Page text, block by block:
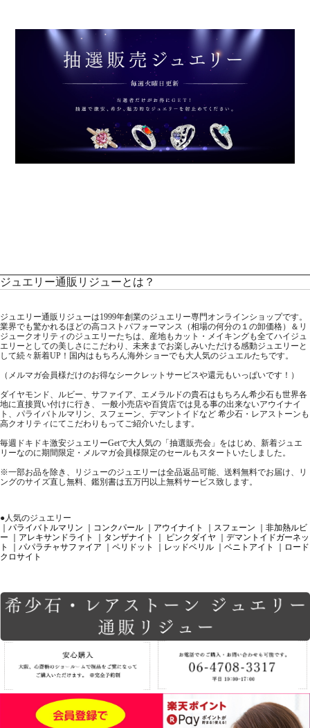
ジュエリー通販リジューとは？
ジュエリー通販リジューは1999年創業のジュエリー専門オンラインショップです。
業界でも驚かれるほどの高コストパフォーマンス（相場の何分の１の卸価格）＆リ
ジュークオリティのジュエリーたちは、産地もカット・メイキングも全てハイジュ
エリーとしての美しさにこだわり、未来までお楽しみいただける感動ジュエリーと
して続々新着UP！国内はもちろん海外ショーでも大人気のジュエルたちです。
（メルマガ会員様だけのお得なシークレットサービスや還元もいっぱいです！）
ダイヤモンド、ルビー、サファイア、エメラルドの貴石はもちろん希少石も世界各
地に直接買い付けに行き、 一般小売店や百貨店では見る事の出来ないアウイナイ
ト、パライバトルマリン、スフェーン、デマントイドなど 希少石・レアストーンも
高クオリティにてこだわりもってご紹介いたします。
毎週ドキドキ激安ジュエリーGetで大人気の「抽選販売会」をはじめ、新着ジュエ
リーなのに期間限定・メルマガ会員様限定のセールもスタートいたしました。
※一部お品を除き、リジューのジュエリーは全品返品可能、送料無料でお届け、リ
ングのサイズ直し無料、鑑別書は五万円以上無料サービス致します。
●人気のジュエリー
｜パライバトルマリン
｜コンクパール ｜アウイナイト ｜スフェーン
｜非加熱ルビ
ー
｜アレキサンドライト ｜タンザナイト ｜ ピンクダイヤ
｜デマントイドガーネッ
ト
｜パパラチャサファイア ｜ペリドット ｜レッドベリル ｜ベニトアイト
｜ロード
クロサイト